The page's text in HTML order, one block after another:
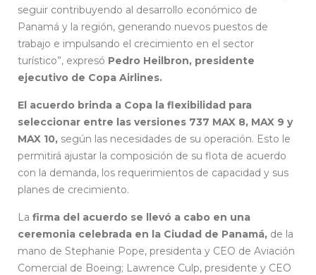
seguir contribuyendo al desarrollo económico de
Panamá y la región, generando nuevos puestos de
trabajo e impulsando el crecimiento en el sector
turístico”, expresó Pedro Heilbron, presidente
ejecutivo de Copa Airlines.
El acuerdo brinda a Copa la flexibilidad para
seleccionar entre las versiones 737 MAX 8, MAX 9 y
MAX 10, según las necesidades de su operación. Esto le
permitirá ajustar la composición de su flota de acuerdo
con la demanda, los requerimientos de capacidad y sus
planes de crecimiento.
La firma del acuerdo se llevó a cabo en una
ceremonia celebrada en la Ciudad de Panamá, de la
mano de Stephanie Pope, presidenta y CEO de Aviación
Comercial de Boeing; Lawrence Culp, presidente y CEO